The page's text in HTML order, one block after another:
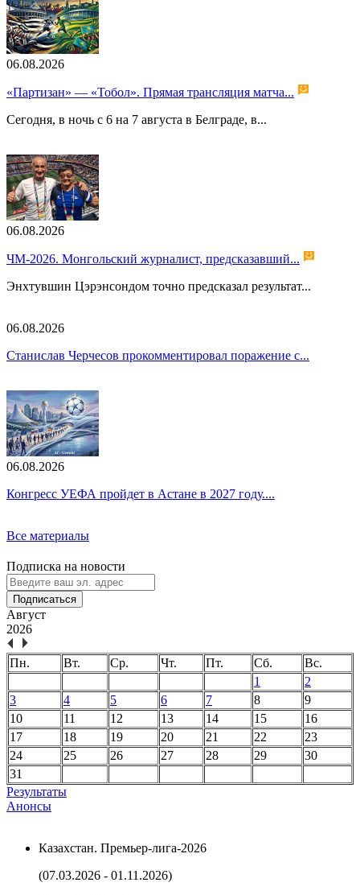
06.08.2026
«Партизан» — «Тобол». Прямая трансляция матча...
Сегодня, в ночь с 6 на 7 августа в Белграде, в...
06.08.2026
ЧМ-2026. Монгольский журналист, предсказавший...
Энхтувшин Цэрэнсондом точно предсказал результат...
06.08.2026
Станислав Черчесов прокомментировал поражение с...
06.08.2026
Конгресс УЕФА пройдет в Астане в 2027 году....
Все материалы
Подписка на новости
Подписаться
Август
2026
Пн. Вт. Ср. Чт. Пт. Сб.
Вс.
1
2
3
4 5 6 7 8
9
10
11 12 13 14 15
16
17
18 19 20 21 22
23
24
25 26 27 28 29
30
31
Результаты
Анонсы
Казахстан. Премьер-лига-2026
(07.03.2026 - 01.11.2026)